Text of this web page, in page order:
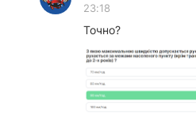
23:18
Точно?